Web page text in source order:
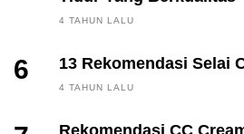
4 TAHUN LALU
6 13 Rekomendasi Selai
4 TAHUN LALU
Rekomendasi CC